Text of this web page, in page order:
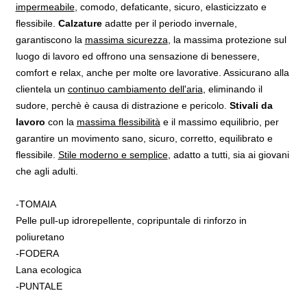
impermeabile, comodo, defaticante, sicuro, elasticizzato e
flessibile. Calzatureadatte per il periodo invernale,
garantiscono la massima sicurezza , la massima protezione sul
luogo di lavoro ed offrono una sensazione di benessere,
comfort e relax, anche per molte ore lavorative. Assicurano alla
clientela un continuo cambiamento dell'aria , eliminando il
sudore, perchè è causa di distrazione e pericolo. Stivali da
lavoro con la massima flessibilità e il massimo equilibrio, per
garantire un movimento sano, sicuro, corretto, equilibrato e
flessibile. Stile moderno e semplice, adatto a tutti, sia ai giovani
che agli adulti.
-TOMAIA
Pelle pull-up idrorepellente, copripuntale di rinforzo in
poliuretano
-FODERA
Lana ecologica
-PUNTALE